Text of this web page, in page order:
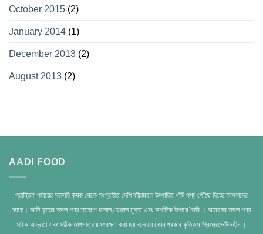
October 2015 (2)
January 2014 (1)
December 2013 (2)
August 2013 (2)
AADI FOOD
প্রান্তিক পর্যায়ের সরাসরি কৃষক থেকে সংগ্রহীত দেশি কাঁচামালে উৎপাদিত খাঁটি পণ্য পৌঁছে দিচ্ছে আপনাদের
কাছে। আদি ফুডের সকল পণ্য শতভাগ হালাল,ভেজাল মুক্ত এবং অর্গানিক উপায়ে তৈরি । আমাদের সকল পণ্য
সঠিক আদ্রতা এবং সঠিক তাপমাত্রায় সংরক্ষণ করা হয় বলে যে কোন প্রকার কৃত্তিম প্রিজারভেটিভহীন ।